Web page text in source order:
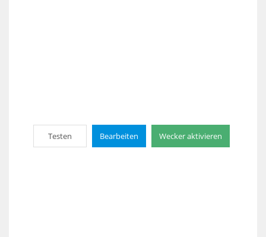
Testen Bearbeiten Wecker aktivieren